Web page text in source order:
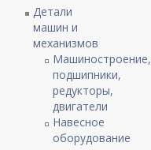
Детали
машин и
механизмов
Машиностроение,
подшипники,
редукторы,
двигатели
Навесное
оборудование